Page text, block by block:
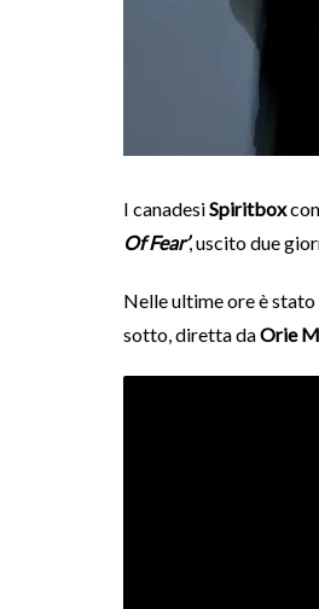
I canadesiSpiritbox
Of Fear’, uscito due
Nelle ultime ore è
sotto, diretta daOrie